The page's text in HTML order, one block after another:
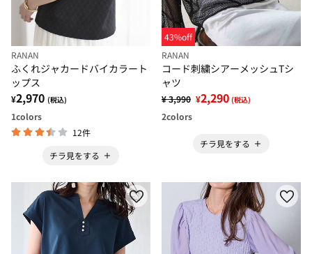
RANAN
ふくれジャカードバイカラート
ップス
¥2,970 (税込)
1colors
12件
チラ見をする
43%off
RANAN
コード刺繍シアーメッシュTシ
ャツ
¥ 3,990 ¥2,290 (税込)
2colors
チラ見をする